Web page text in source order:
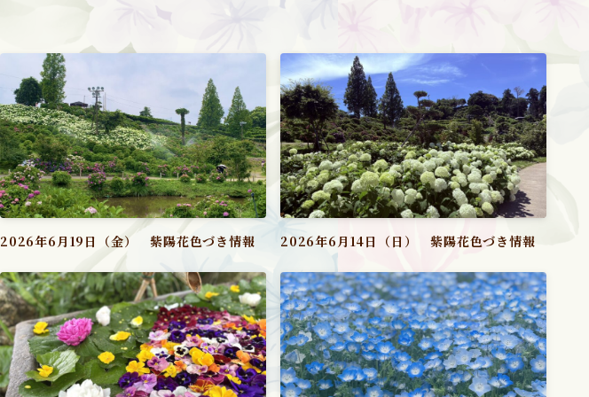
2026年6月19日（金） 紫陽花色づき情報 2026年6月14日（日） 紫陽花色づき情報